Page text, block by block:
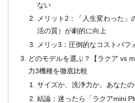
ない
メリット2：「人生変わった」
活の質）が劇的に向上
メリッ3：圧倒的なコストパフ
どのモデルを選ぶ？【ラクア vs
力3機種を徹底比較
サイズか、洗浄力か。あなた
結論：迷ったら「ラクアmini